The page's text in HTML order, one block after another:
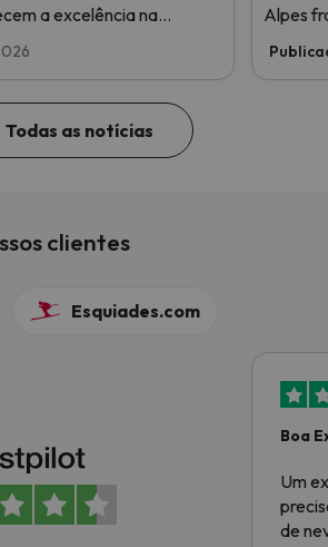
a excelência na
agora e ajude-nos a
Alpes
Todas as notícias
clientes
Esquiades.com
Boa
Um
de